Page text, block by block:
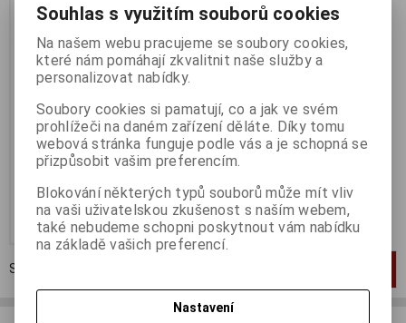
PremiumCord HDMI High
Speed + Ethernet plochý
kabel, zlacené konektory, 2m
Termín dodání (dny):4
55 Kč (bez DPH:)
Koupit
Strana
Souhlas s využitím souborů cookies
Na našem webu pracujeme se soubory cookies,
které nám pomáhají zkvalitnit naše služby a
personalizovat nabídky.
Soubory cookies si pamatují, co a jak ve svém
prohlížeči na daném zařízení děláte. Díky tomu
webová stránka funguje podle vás a je schopná se
přizpůsobit vašim preferencím.
Blokování některých typů souborů může mít vliv
na vaši uživatelskou zkušenost s naším webem,
také nebudeme schopni poskytnout vám nabídku
na základě vašich preferencí.
Nastavení